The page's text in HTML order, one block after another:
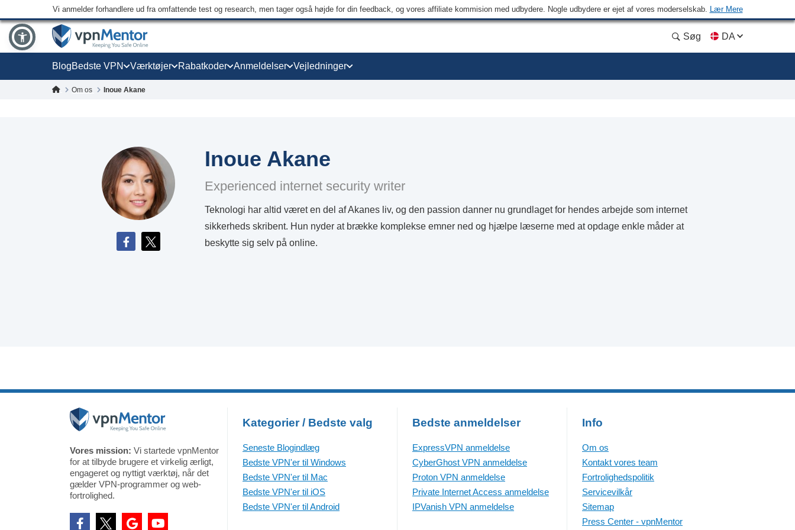
Vi anmelder forhandlere ud fra omfattende test og research, men tager også højde for din feedback, og vores affiliate kommision med udbydere. Nogle udbydere er ejet af vores moderselskab. Lær Mere
Søg DA
BlogBedste VPN Værktøjer Rabatkoder Anmeldelser Vejledninger
Om os Inoue Akane
Inoue Akane
Experienced internet security writer
Teknologi har altid været en del af Akanes liv, og den passion danner nu grundlaget for hendes arbejde som internet
sikkerheds skribent. Hun nyder at brække komplekse emner ned og hjælpe læserne med at opdage enkle måder at
beskytte sig selv på online.
Vores mission: Vi startede vpnMentor
for at tilbyde brugere et virkelig ærligt,
engageret og nyttigt værktøj, når det
gælder VPN-programmer og web-
fortrolighed.
Kategorier / Bedste valg
Seneste Blogindlæg
Bedste VPN'er til Windows
Bedste VPN'er til Mac
Bedste VPN'er til iOS
Bedste VPN'er til Android
Bedste anmeldelser
ExpressVPN anmeldelse
CyberGhost VPN anmeldelse
Proton VPN anmeldelse
Private Internet Access anmeldelse
IPVanish VPN anmeldelse
Info
Om os
Kontakt vores team
Fortrolighedspolitik
Servicevilkår
Sitemap
Press Center - vpnMentor